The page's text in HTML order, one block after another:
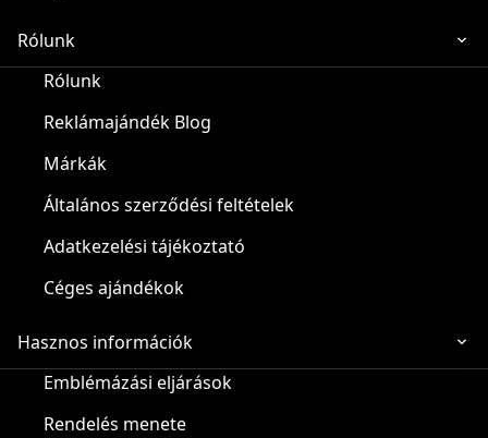
Rólunk
Rólunk
Reklámajándék Blog
Márkák
Általános szerződési feltételek
Adatkezelési tájékoztató
Céges ajándékok
Hasznos információk
Emblémázási eljárások
Rendelés menete